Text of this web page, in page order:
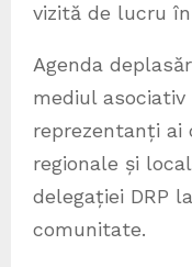
vizită de lucru
Agenda
mediul asociativ
reprezentanți
regionale și
delegației DRP
comunitate.